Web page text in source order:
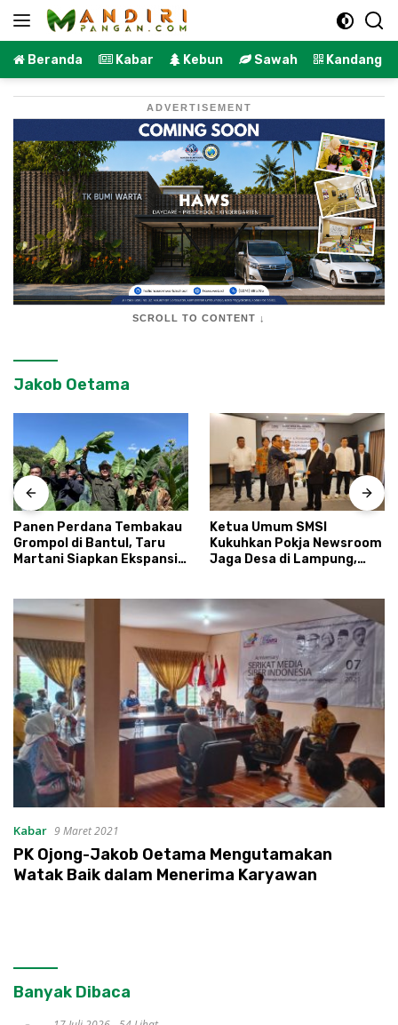
Langsung
Beranda Kabar Kebun Sawah Kandang
ADVERTISEMENT
SCROLL TO CONTENT ↓
Jakob Oetama
Panen Perdana Tembakau
Grompol di Bantul, Taru
Martani Siapkan Ekspansi
Ketua Umum SMSI
Kukuhkan Pokja Newsroom
Jaga Desa di Lampung,
Kabar 9 Maret 2021
PK Ojong-Jakob Oetama Mengutamakan
Watak Baik dalam Menerima Karyawan
Banyak Dibaca